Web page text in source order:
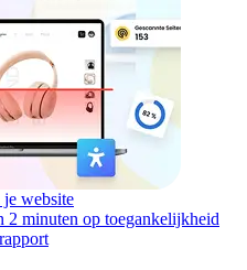
website
2 minuten op toegankelijkheid